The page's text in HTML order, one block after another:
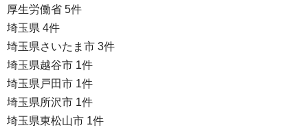
厚生労働省 5件
埼玉県 4件
埼玉県さいたま市 3件
埼玉県越谷市 1件
埼玉県戸田市 1件
埼玉県所沢市 1件
埼玉県東松山市 1件